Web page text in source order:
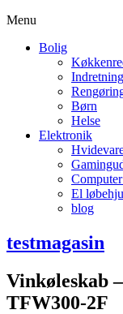
Menu
Bolig
Indretning
Børn
Helse
Elektronik
El
blog
testmagasin
Vinkøleskab
TFW300-2F